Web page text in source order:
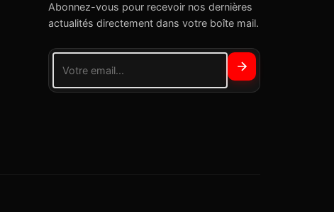
Abonnez-vous pour recevoir nos dernières
actualités directement dans votre boîte mail.